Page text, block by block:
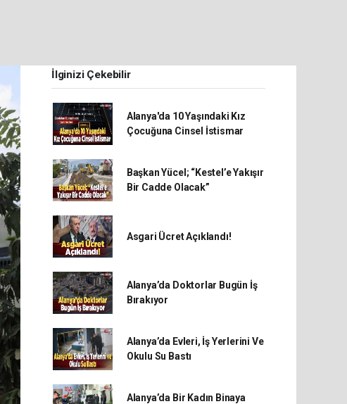
İlginizi Çekebilir
Alanya'da 10 Yaşındaki Kız
Çocuğuna Cinsel İstismar
Başkan Yücel; “Kestel’e Yakışır
Bir Cadde Olacak”
Asgari Ücret Açıklandı!
Alanya’da Doktorlar Bugün İş
Bırakıyor
Alanya’da Evleri, İş Yerlerini Ve
Okulu Su Bastı
Alanya’da Bir Kadın Binaya